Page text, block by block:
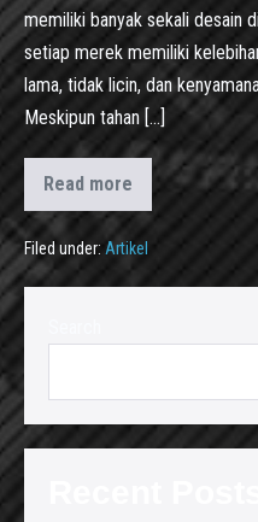
memiliki banyak sekali desain
setiap merek memiliki
lama, tidak licin, dan
Meskipun tahan […]
Read more
Filed under: Artikel